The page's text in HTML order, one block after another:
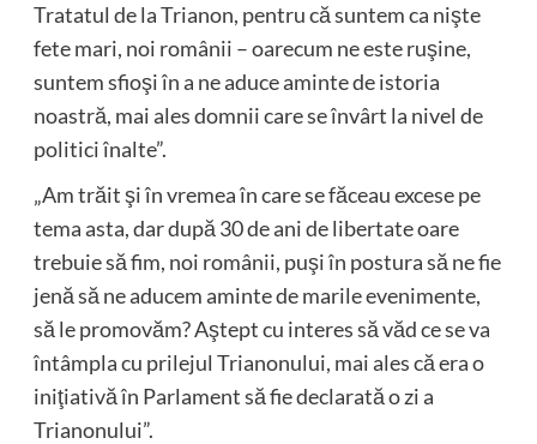
Tratatul de la Trianon, pentru că suntem ca nişte
fete mari, noi românii – oarecum ne este ruşine,
suntem sfioşi în a ne aduce aminte de istoria
noastră, mai ales domnii care se învârt la nivel de
politici înalte”.
„Am trăit şi în vremea în care se făceau excese pe
tema asta, dar după 30 de ani de libertate oare
trebuie să fim, noi românii, puşi în postura să ne fie
jenă să ne aducem aminte de marile evenimente,
să le promovăm? Aştept cu interes să văd ce se va
întâmpla cu prilejul Trianonului, mai ales că era o
iniţiativă în Parlament să fie declarată o zi a
Trianonului”.